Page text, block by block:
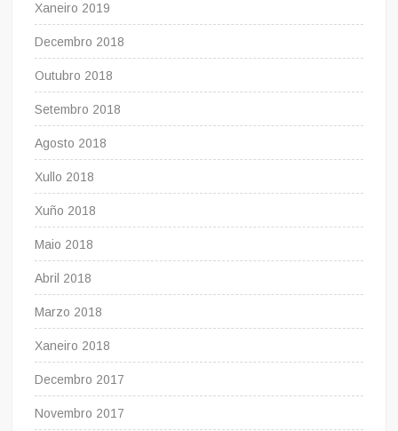
Xaneiro 2019
Decembro 2018
Outubro 2018
Setembro 2018
Agosto 2018
Xullo 2018
Xuño 2018
Maio 2018
Abril 2018
Marzo 2018
Xaneiro 2018
Decembro 2017
Novembro 2017